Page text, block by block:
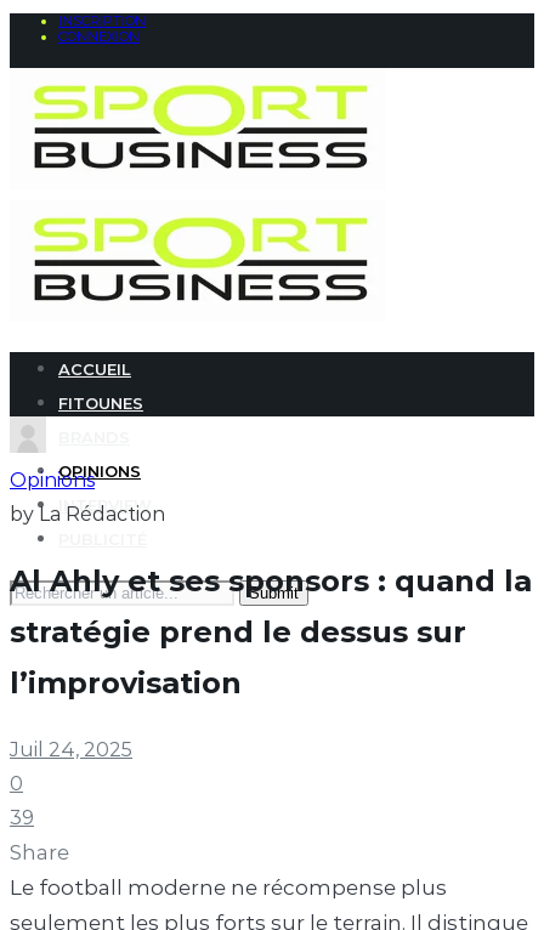
INSCRIPTION
CONNEXION
ACCUEIL
FITOUNES
OPINIONS
INTERVIEW
Search
for:
Opinions
by La Rédaction
Al Ahly et ses sponsors : quand la
stratégie prend le dessus sur
l’improvisation
Juil 24, 2025
0
39
Share
Le football moderne ne récompense plus
seulement les plus forts sur le terrain. Il distingue